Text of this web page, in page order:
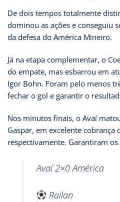
De dois tempos totalmente
dominou as ações e conseguiu
da defesa do América Mineiro.
Já na etapa complementar, o
do empate, mas esbarrou em
Igor Bohn. Foram pelo menos
fechar o gol e garantir o
Nos minutos finais, o Avaí
Gaspar, em excelente
respectivamente. Garantiram os
Avaí 2×0 América
Railan